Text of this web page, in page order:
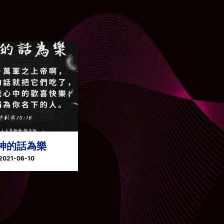
的話為樂
06-10